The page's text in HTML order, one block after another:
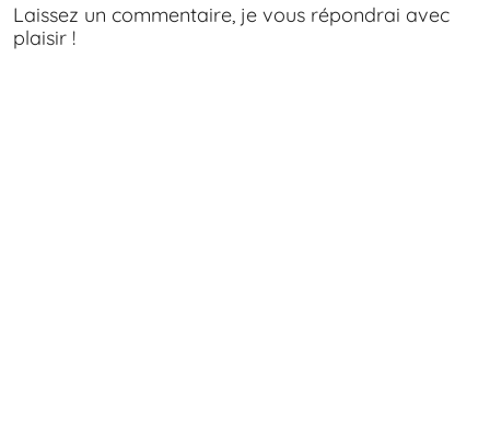
Laissez un commentaire, je vous répondrai avec
plaisir !